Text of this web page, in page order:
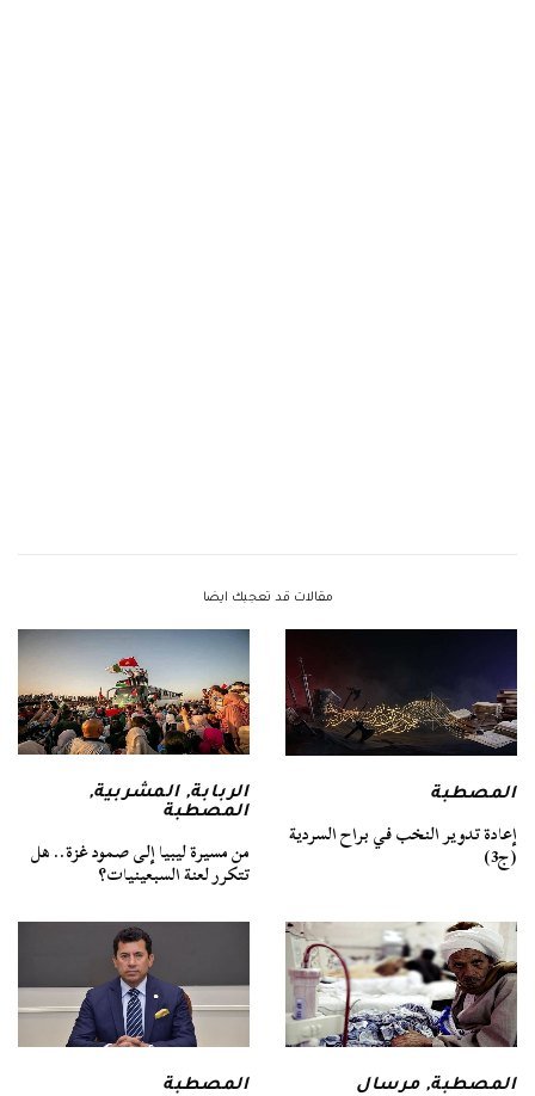
مقالات قد تعجبك ايضا
المصطبة
إعادة تدوير النخب في براح السردية
(ج3)
الربابة,المشربية,
المصطبة
من مسيرة ليبيا إلى صمود غزة.. هل
تتكرر لعنة السبعينيات؟
المصطبة,مرسال المصطبة